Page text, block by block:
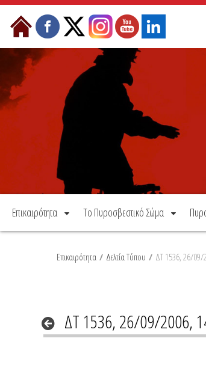
Μετάβαση στο περιεχόμενο
Επικαιρότητα Το Πυροσβεστικό Σώμα
Επικαιρότητα / Δελτία Τύπου / ΔΤ 1536, 26/09/
ΔΤ 1536, 26/09/2006,